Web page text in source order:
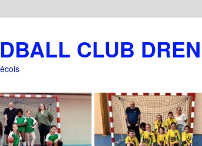
CLUB